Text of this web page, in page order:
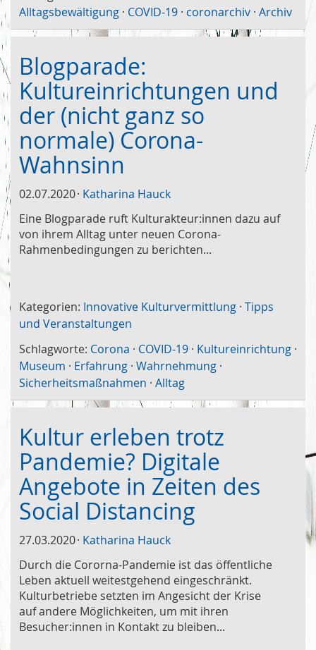
Alltagsbewältigung · COVID-19 · coronarchiv · Archiv
Blogparade:
Kultureinrichtungen und
der (nicht ganz so
normale) Corona-
Wahnsinn
02.07.2020 Katharina Hauck
Eine Blogparade ruft Kulturakteur:innen dazu auf
von ihrem Alltag unter neuen Corona-
Rahmenbedingungen zu berichten...
Kategorien: Innovative Kulturvermittlung · Tipps
und Veranstaltungen
Schlagworte: Corona · COVID-19 · Kultureinrichtung ·
Museum · Erfahrung · Wahrnehmung ·
Sicherheitsmaßnahmen · Alltag
Kultur erleben trotz
Pandemie? Digitale
Angebote in Zeiten des
Social Distancing
27.03.2020 Katharina Hauck
Durch die Cororna-Pandemie ist das öffentliche
Leben aktuell weitestgehend eingeschränkt.
Kulturbetriebe setzten im Angesicht der Krise
auf andere Möglichkeiten, um mit ihren
Besucher:innen in Kontakt zu bleiben...